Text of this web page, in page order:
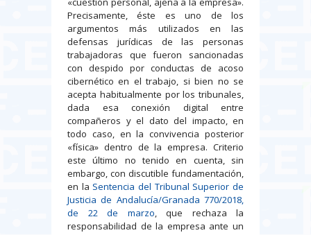
Precisamente, éste es uno de los
argumentos más utilizados en las
defensas jurídicas de las personas
trabajadoras que fueron sancionadas
con despido por conductas de acoso
cibernético en el trabajo, si bien no se
acepta habitualmente por los tribunales,
dada esa conexión digital entre
compañeros y el dato del impacto, en
todo caso, en la convivencia posterior
«física» dentro de la empresa. Criterio
este último no tenido en cuenta, sin
embargo, con discutible fundamentación,
en la Sentencia del Tribunal Superior de
Justicia de Andalucía/Granada 770/2018,
de 22 de marzo, que rechaza la
responsabilidad de la empresa ante un